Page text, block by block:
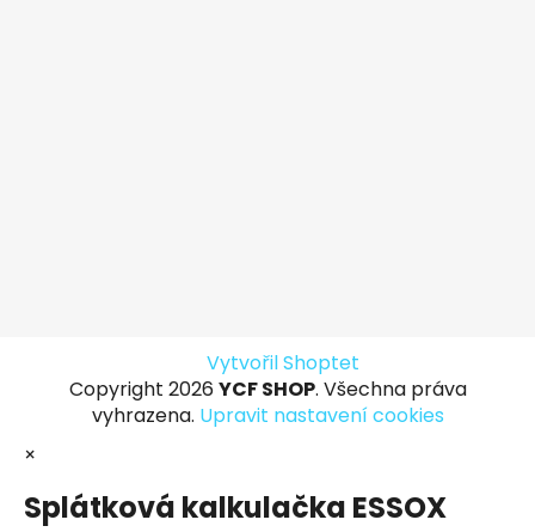
Vytvořil Shoptet
Copyright 2026 YCF SHOP. Všechna práva
vyhrazena. Upravit nastavení cookies
×
Splátková kalkulačka ESSOX